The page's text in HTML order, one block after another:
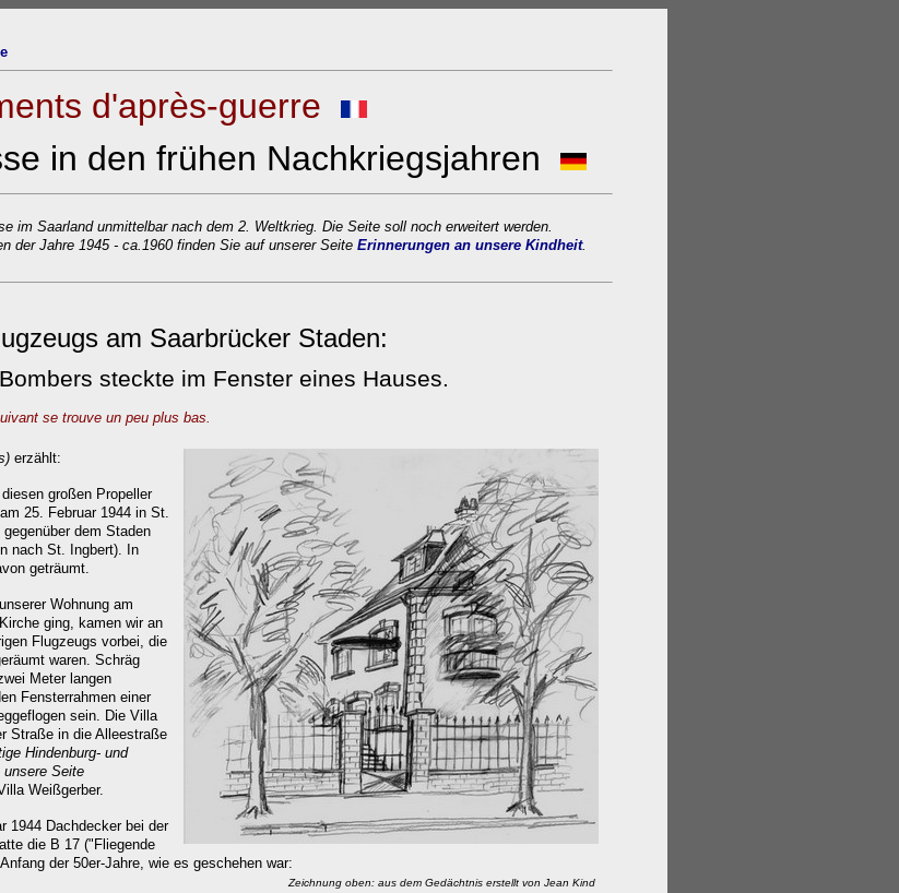
d'après-guerre
in den frühen Nachkriegsjahren
im Saarland unmittelbar nach dem 2. Weltkrieg. Die Seite soll noch erweitert werden.
der Jahre 1945 - ca.1960 finden Sie auf unserer Seite Erinnerungen an unsere Kindheit.
am Saarbrücker Staden:
steckte im Fenster eines Hauses.
se trouve un peu plus bas.
erzählt:
großen Propeller
25. Februar 1944 in St.
dem Staden
nach St. Ingbert). In
geträumt.
Wohnung am
ging, kamen wir an
Flugzeugs vorbei, die
waren. Schräg
Meter langen
Fensterrahmen einer
sein. Die Villa
Straße in die Alleestraße
Hindenburg- und
Seite
Weißgerber.
1944 Dachdecker bei der
die B 17 ("Fliegende
der 50er-Jahre, wie es geschehen war:
Zeichnung oben: aus dem Gedächtnis erstellt von Jean Kind